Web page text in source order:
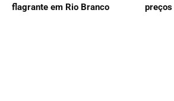
flagrante em Rio Branco